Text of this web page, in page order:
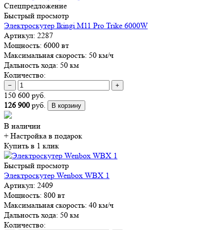
Спецпредложение
Быстрый просмотр
Электроскутер Ikingi M11 Pro Trike 6000W
Артикул: 2287
Мощность: 6000 вт
Максимальная скорость: 50 км/ч
Дальность хода: 50 км
Количество:
− +
150 600 руб.
126 900 руб. В корзину
В наличии
+ Настройка в подарок
Купить в 1 клик
Быстрый просмотр
Электроскутер Wenbox WBX 1
Артикул: 2409
Мощность: 800 вт
Максимальная скорость: 40 км/ч
Дальность хода: 50 км
Количество: